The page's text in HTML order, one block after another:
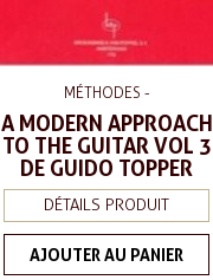
MÉTHODES -
A MODERN APPROACH
TO THE GUITAR VOL 3
DE GUIDO TOPPER
DÉTAILS PRODUIT
AJOUTER AU PANIER